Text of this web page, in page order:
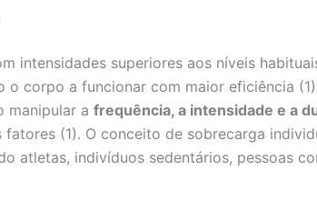
intensidades superiores aos níveis
o corpo a funcionar com maior eficiência
manipular a frequência, a intensidade e a
fatores (1). O conceito de sobrecarga
atletas, indivíduos sedentários, pessoas